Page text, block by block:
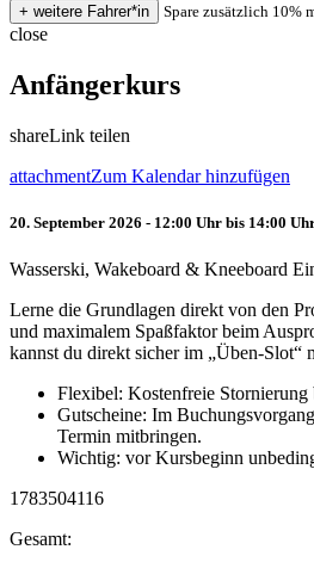
Spare zusätzlich 10%
close
Anfängerkurs
shareLink teilen
attachmentZum Kalendar hinzufügen
20. September 2026 - 12:00 Uhr bis 14:00
Wasserski, Wakeboard & Kneeboard
Lerne die Grundlagen direkt von den
und maximalem Spaßfaktor beim
kannst du direkt sicher im „Üben-Slot“
Flexibel: Kostenfreie Stornierung
Gutscheine: Im
Termin mitbringen.
Wichtig: vor Kursbeginn
1783504116
Gesamt: